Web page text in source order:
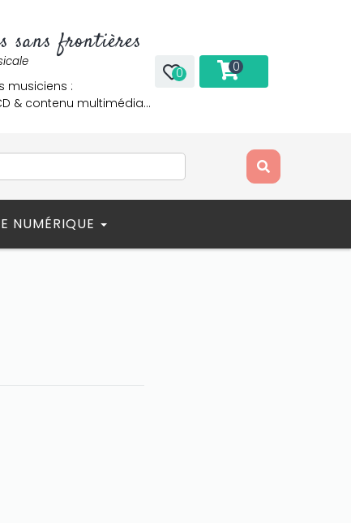
sans frontières
musiciens :
& contenu multimédia…
0 0
NUMÉRIQUE